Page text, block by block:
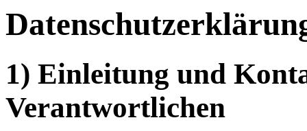
1) Einleitung und
Verantwortlichen